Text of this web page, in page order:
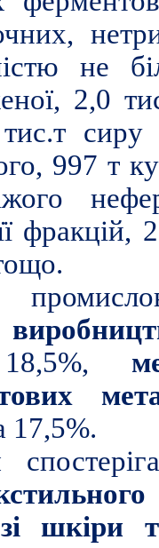
не
2,0
сиру
997 т
17,5%.
шкіри